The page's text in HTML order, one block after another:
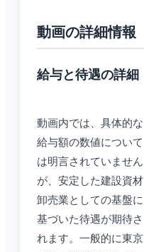
動画の詳細情報
給与と待遇の詳細
動画内では、具体的な
給与額の数値について
は明言されていません
が、安定した建設資材
卸売業としての基盤に
基づいた待遇が期待さ
れます。一般的に東京